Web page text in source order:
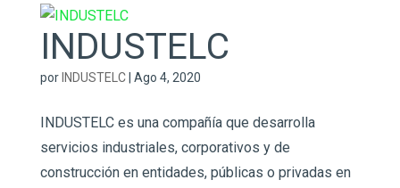
INDUSTELC
por INDUSTELC| Ago 4, 2020
INDUSTELC es una compañía que desarrolla
servicios industriales, corporativos y de
construcción en entidades, públicas o privadas en